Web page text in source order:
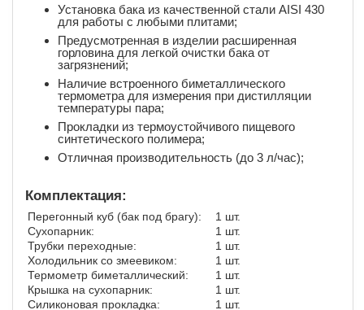
Установка бака из качественной стали AISI 430
для работы с любыми плитами;
Предусмотренная в изделии расширенная
горловина для легкой очистки бака от
загрязнений;
Наличие встроенного биметаллического
термометра для измерения при дистилляции
температуры пара;
Прокладки из термоустойчивого пищевого
синтетического полимера;
Отличная производительность (до 3 л/час);
Комплектация:
Перегонный куб (бак под брагу):
1 шт.
Сухопарник:
1 шт.
Трубки переходные:
1 шт.
Холодильник со змеевиком:
1 шт.
Термометр биметаллический:
1 шт.
Крышка на сухопарник:
1 шт.
Силиконовая прокладка:
1 шт.